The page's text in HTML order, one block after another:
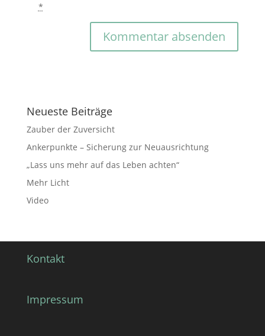
*
Neueste Beiträge
Zauber der Zuversicht
Ankerpunkte – Sicherung zur Neuausrichtung
„Lass uns mehr auf das Leben achten“
Mehr Licht
Video
Kontakt
Impressum